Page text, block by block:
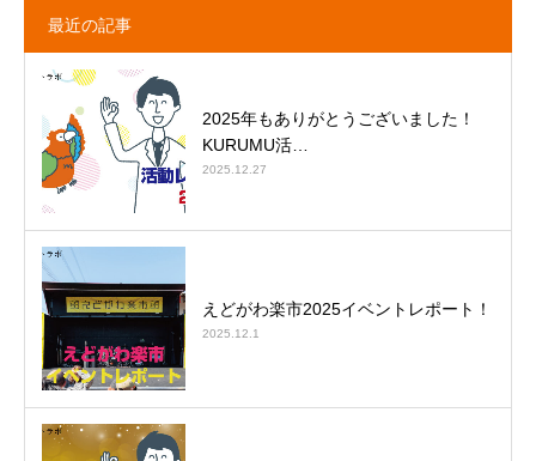
最近の記事
2025年もありがとうございました！
KURUMU活…
2025.12.27
えどがわ楽市2025イベントレポート！
2025.12.1